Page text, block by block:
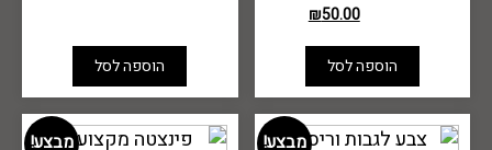
₪50.00
הוספה לסל הוספה לסל
מבצע! מבצע!